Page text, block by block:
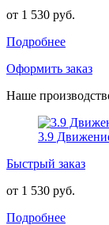
от 1 530 руб.
Подробнее
Оформить заказ
Наше
3.9
Быстрый заказ
от 1 530 руб.
Подробнее